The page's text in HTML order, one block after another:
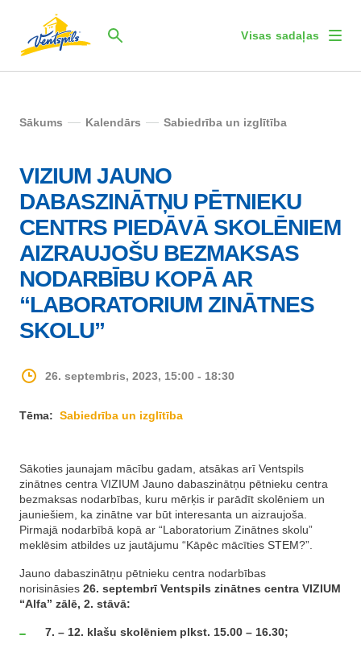
Visas sadaļas
Sākums Kalendārs Sabiedrība un izglītība
VIZIUM JAUNO
DABASZINĀTŅU PĒTNIEKU
CENTRS PIEDĀVĀ SKOLĒNIEM
AIZRAUJOŠU BEZMAKSAS
NODARBĪBU KOPĀ AR
“LABORATORIUM ZINĀTNES
SKOLU”
26. septembris, 2023, 15:00 - 18:30
Tēma: Sabiedrība un izglītība
Sākoties jaunajam mācību gadam, atsākas arī Ventspils
zinātnes centra VIZIUM Jauno dabaszinātņu pētnieku centra
bezmaksas nodarbības, kuru mērķis ir parādīt skolēniem un
jauniešiem, ka zinātne var būt interesanta un aizraujoša.
Pirmajā nodarbībā kopā ar “Laboratorium Zinātnes skolu”
meklēsim atbildes uz jautājumu “Kāpēc mācīties STEM?”.
Jauno dabaszinātņu pētnieku centra nodarbības
norisināsies 26. septembrī Ventspils zinātnes centra VIZIUM
“Alfa” zālē, 2. stāvā:
7. – 12. klašu skolēniem plkst. 15.00 – 16.30;